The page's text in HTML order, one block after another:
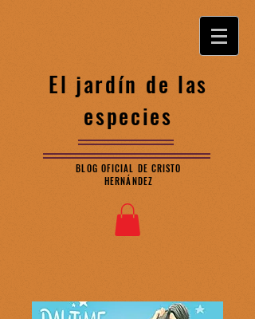
El jardín de las
especies
BLOG OFICIAL DE CRISTO
HERNÁNDEZ